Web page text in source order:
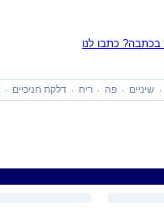
כתבו לנו
שיניים פה ריח דלקת חניכיים